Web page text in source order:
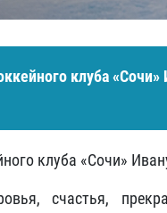
клуба «Сочи»
клуба «Сочи»
счастья,